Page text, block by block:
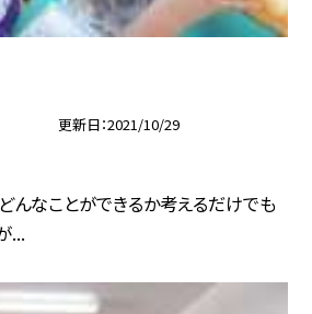
更新日 2021/10/29
んなことができるか考えるだけでも
...